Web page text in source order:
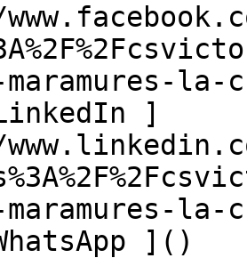
la-
]
la-
]()